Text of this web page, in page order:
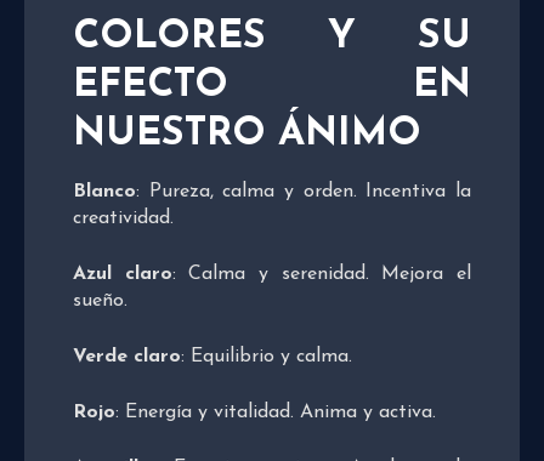
COLORES Y SU
EFECTO EN
NUESTRO ÁNIMO
Blanco: Pureza, calma y orden. Incentiva la
creatividad.
Azul claro: Calma y serenidad. Mejora el
sueño.
Verde claro: Equilibrio y calma.
Rojo: Energía y vitalidad. Anima y activa.